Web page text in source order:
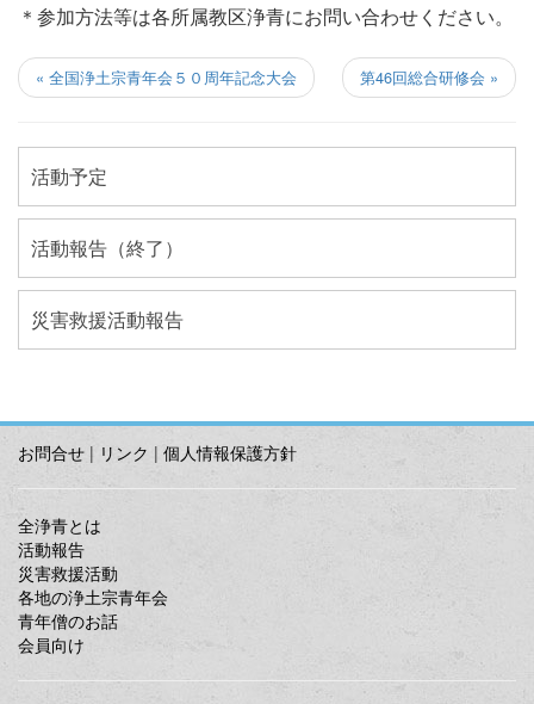
＊参加方法等は各所属教区浄青にお問い合わせください。
« 全国浄土宗青年会５０周年記念大会 第46回総合研修会 »
活動予定
活動報告（終了）
災害救援活動報告
お問合せ | リンク | 個人情報保護方針
全浄青とは
活動報告
災害救援活動
各地の浄土宗青年会
青年僧のお話
会員向け